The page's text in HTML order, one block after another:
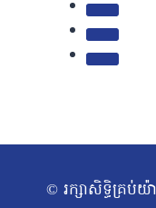
© រក្សាសិទ្ធិគ្រប់